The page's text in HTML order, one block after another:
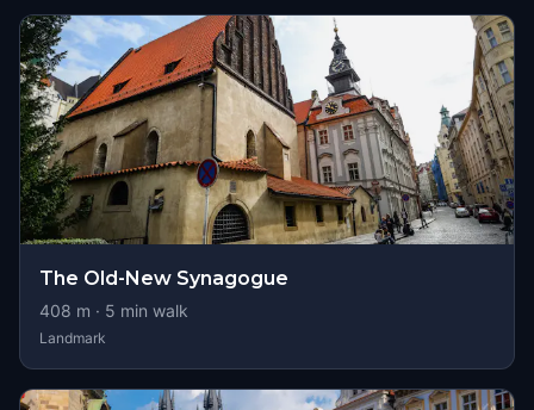
The Old-New Synagogue
408 m · 5 min walk
Landmark